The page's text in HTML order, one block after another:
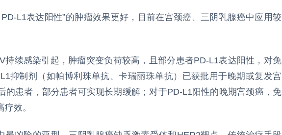
L1表达阳性”的肿瘤效果更好，目前在宫颈癌、三阴乳腺癌中应用较
持续感染引起，肿瘤突变负荷较高，且部分患者PD-L1表达阳性，对免
抑制剂（如帕博利珠单抗、卡瑞丽珠单抗）已获批用于晚期或复发宫
的患者，部分患者可实现长期缓解；对于PD-L1阳性的晚期宫颈癌，免
效。